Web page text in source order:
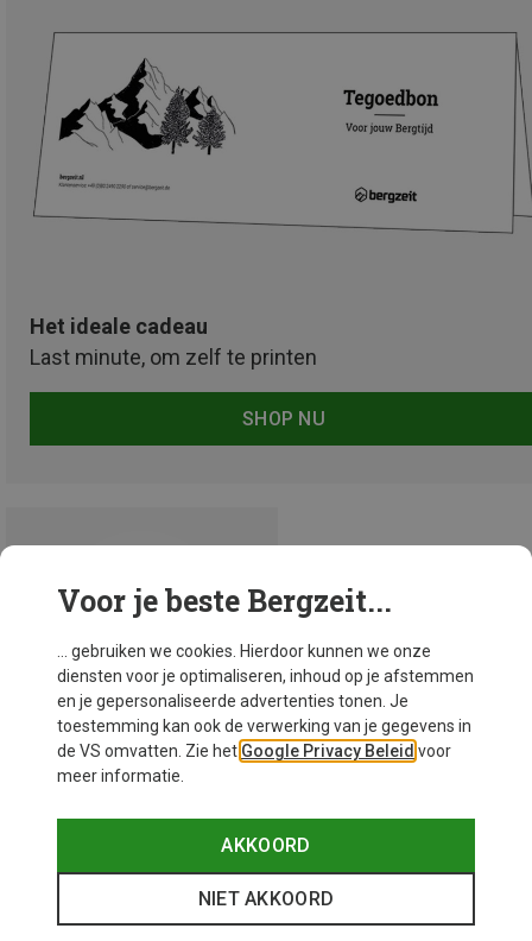
Het ideale cadeau
Last minute, om zelf te printen
SHOP NU
Voor je beste Bergzeit...
... gebruiken we cookies. Hierdoor kunnen we onze
diensten voor je optimaliseren, inhoud op je afstemmen
en je gepersonaliseerde advertenties tonen. Je
toestemming kan ook de verwerking van je gegevens in
de VS omvatten. Zie het Google Privacy Beleid voor
meer informatie.
AKKOORD
NIET AKKOORD